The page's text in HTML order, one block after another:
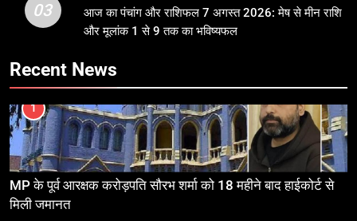
03
आज का पंचांग और राशिफल 7 अगस्त 2026: मेष से मीन राशि
और मूलांक 1 से 9 तक का भविष्यफल
Recent News
1
MP के पूर्व आरक्षक करोड़पति सौरभ शर्मा को 18 महीने बाद हाईकोर्ट से
मिली जमानत